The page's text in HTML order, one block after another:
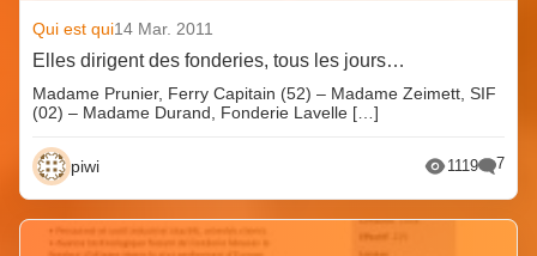
Qui est qui14 Mar. 2011
Elles dirigent des fonderies, tous les jours…
Madame Prunier, Ferry Capitain (52) – Madame Zeimett, SIF
(02) – Madame Durand, Fonderie Lavelle […]
piwi 1119 7